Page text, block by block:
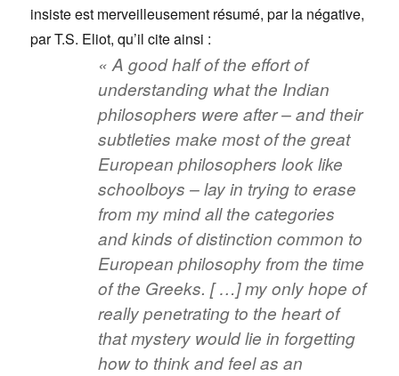
insiste est merveilleusement résumé, par la négative,
par T.S. Eliot, qu’il cite ainsi :
« A good half of the effort of
understanding what the Indian
philosophers were after – and their
subtleties make most of the great
European philosophers look like
schoolboys – lay in trying to erase
from my mind all the categories
and kinds of distinction common to
European philosophy from the time
of the Greeks. [ …] my only hope of
really penetrating to the heart of
that mystery would lie in forgetting
how to think and feel as an